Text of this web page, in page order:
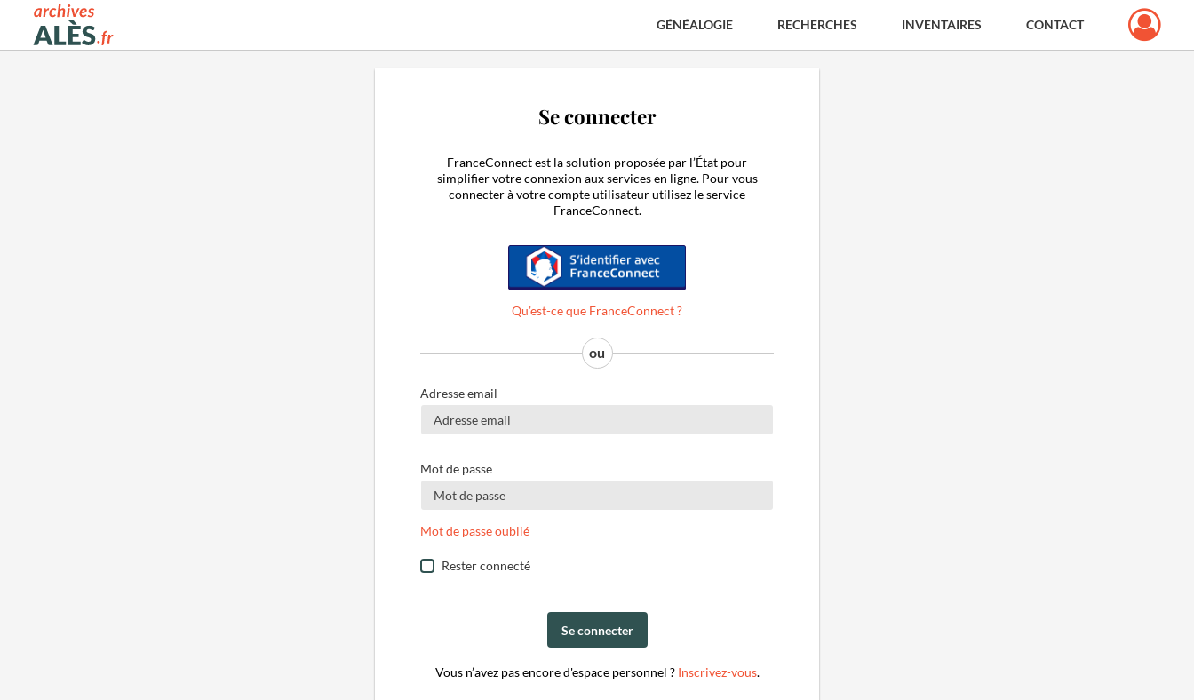
Archives municipales d'Alès GÉNÉALOGIE RECHERCHES INVENTAIRES CONTACT
Se connecter
FranceConnect est la solution proposée par l’État pour
simplifier votre connexion aux services en ligne. Pour vous
connecter à votre compte utilisateur utilisez le service
FranceConnect.
S'identifier avec FranceConnect
Qu’est-ce que FranceConnect ?
Adresse email
Mot de passe
Mot de passe oublié
Rester connecté
Se connecter
Vous n’avez pas encore d'espace personnel ? Inscrivez-vous.